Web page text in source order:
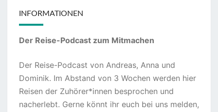
INFORMATIONEN
Der Reise-Podcast zum Mitmachen
Der Reise-Podcast von Andreas, Anna und
Dominik. Im Abstand von 3 Wochen werden hier
Reisen der Zuhörer*innen besprochen und
nacherlebt. Gerne könnt ihr euch bei uns melden,